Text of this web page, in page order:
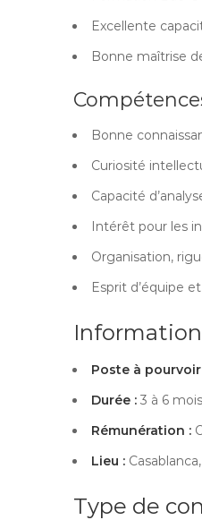
Excellente
Bonne maîtrise
Bonne
Curiosité
Capacité
Intérêt pour les
Organisation,
Esprit d’équipe
Poste à pourvoir
Durée : 3 à 6 mois
Rémunération :
Lieu :
Type de